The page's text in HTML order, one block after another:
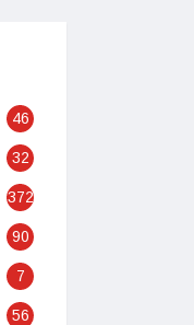
46
32
372
90
7
56